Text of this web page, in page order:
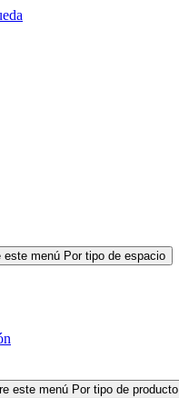
este menú Por tipo de espacio
este menú Por tipo de producto